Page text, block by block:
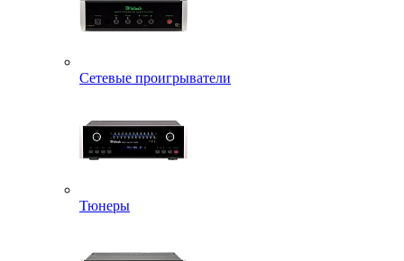
Сетевые проигрыватели
Тюнеры